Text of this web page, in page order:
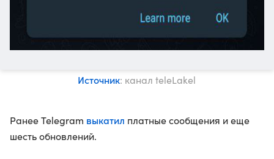
Источник: канал teleLakel
Ранее Telegram выкатил платные сообщения и еще
шесть обновлений.